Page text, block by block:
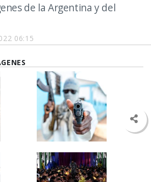
06:15
de la Argentina y del